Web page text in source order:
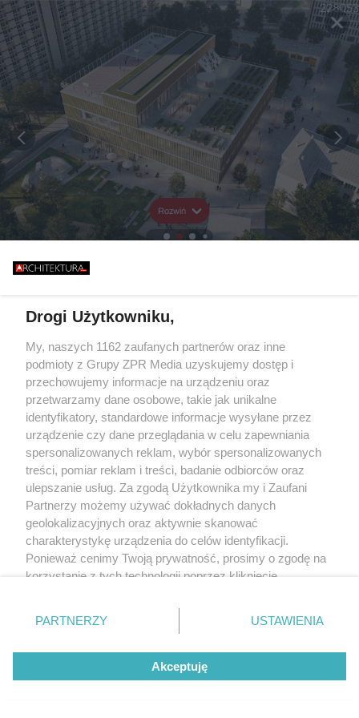
Rozwiń
Drogi Użytkowniku,
My, naszych 1162 zaufanych partnerów oraz inne
podmioty z Grupy ZPR Media uzyskujemy dostęp i
przechowujemy informacje na urządzeniu oraz
przetwarzamy dane osobowe, takie jak unikalne
identyfikatory, standardowe informacje wysyłane przez
urządzenie czy dane przeglądania w celu zapewniania
spersonalizowanych reklam, wybór spersonalizowanych
treści, pomiar reklam i treści, badanie odbiorców oraz
ulepszanie usług. Za zgodą Użytkownika my i Zaufani
Partnerzy możemy używać dokładnych danych
geolokalizacyjnych oraz aktywnie skanować
charakterystykę urządzenia do celów identyfikacji.
Ponieważ cenimy Twoją prywatność, prosimy o zgodę na
korzystanie z tych technologii poprzez kliknięcie
zmienić/wycofać klikając przycisk ustawień prywatności
znajdujący się w lewym dolnym rogu strony
rodzaje przetwarzania danych nie wymagają zgody
użytkownika, ale masz prawo sprzeciwić się takiemu
przetwarzaniu. Preferencje będą miały zastosowanie tylko
PARTNERZY USTAWIENIA
Akceptuję